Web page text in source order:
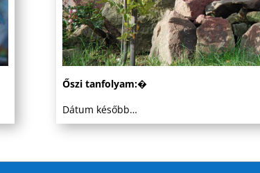
Őszi tanfolyam:�
Dátum később…